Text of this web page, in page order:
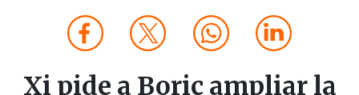
Xi pide a Boric ampliar la